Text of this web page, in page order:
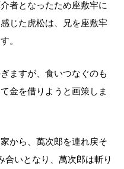
者となったため座敷牢に
じた虎松は、兄を座敷牢
。
ますが、食いつなぐのも
金を借りようと画策しま
から、萬次郎を連れ戻そ
合いとなり、萬次郎は斬り